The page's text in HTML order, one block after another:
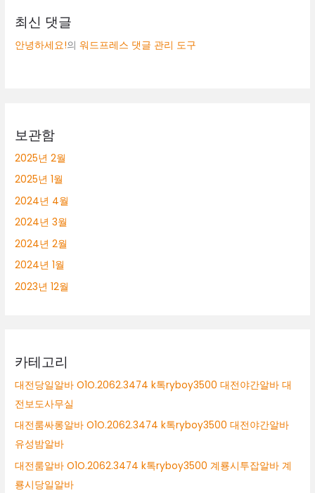
최신 댓글
안녕하세요!의워드프레스 댓글 관리 도구
보관함
2025년 2월
2025년 1월
2024년 4월
2024년 3월
2024년 2월
2024년 1월
2023년 12월
카테고리
대전당일알바 O1O.2062.3474 k톡ryboy3500 대전야간알바 대
전보도사무실
대전룸싸롱알바 O1O.2062.3474 k톡ryboy3500 대전야간알바
유성밤알바
대전룸알바 O1O.2062.3474 k톡ryboy3500 계룡시투잡알바 계
룡시당일알바